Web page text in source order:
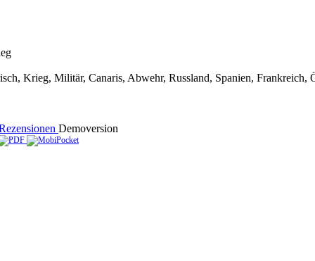
Krieg, Militär, Canaris, Abwehr, Russland, Spanien,
Demoversion